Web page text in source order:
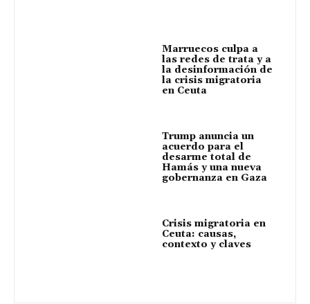
Marruecos culpa a
las redes de trata y a
la desinformación de
la crisis migratoria
en Ceuta
Trump anuncia un
acuerdo para el
desarme total de
Hamás y una nueva
gobernanza en Gaza
Crisis migratoria en
Ceuta: causas,
contexto y claves